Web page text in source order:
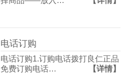
电话订购
电话订购1.订购电话拨打良仁正品
免费订购电话…
【详情】